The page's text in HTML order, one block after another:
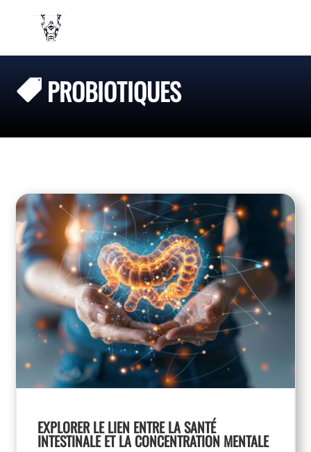
 PROBIOTIQUES
EXPLORER LE LIEN ENTRE LA SANTÉ
INTESTINALE ET LA CONCENTRATION MENTALE